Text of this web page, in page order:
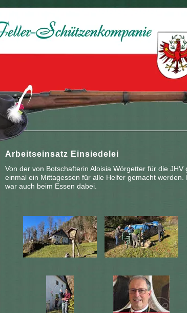
Arbeitseinsatz Einsiedelei
Von der von Botschafterin Aloisia Wörgetter für die
einmal ein Mittagessen für alle Helfer gemacht werden.
war auch beim Essen dabei.